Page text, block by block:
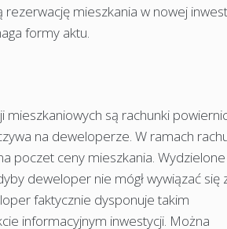
mieszkania w nowej
formy aktu.
są rachunki
na deweloperze. W ramach
poczet ceny mieszkania. Wydzielone
deweloper nie mógł wywiązać się
faktycznie dysponuje takim
informacyjnym inwestycji. Można